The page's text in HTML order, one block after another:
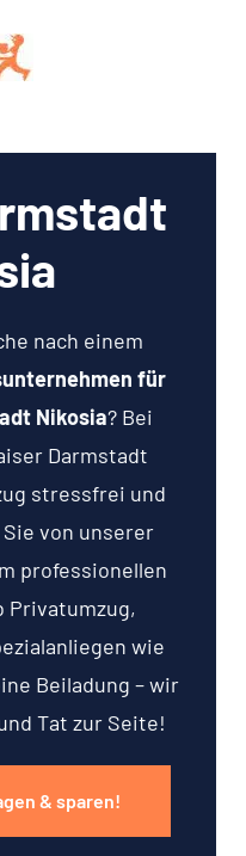
nach einem
für
Nikosia? Bei
Darmstadt
stressfrei und
von unserer
professionellen
Privatumzug,
wie
Beiladung – wir
Tat zur Seite!
& sparen!